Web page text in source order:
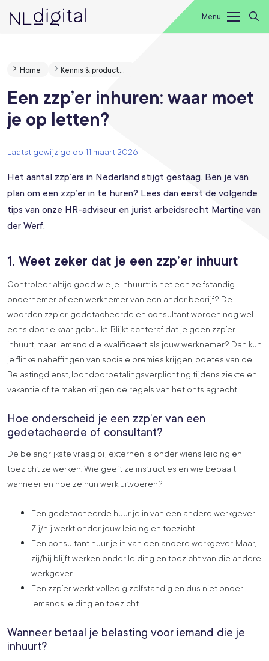
Menu
Home
Een zzp’er inhuren: waar moet
je op letten?
Laatst gewijzigd op 11 maart 2026
Het aantal zzp’ers in Nederland stijgt gestaag. Ben je van
plan om een zzp’er in te huren? Lees dan eerst de volgende
tips van onze HR-adviseur en jurist arbeidsrecht Martine van
der Werf.
1. Weet zeker dat je een zzp’er inhuurt
Controleer altijd goed wie je inhuurt: is het een zelfstandig
ondernemer of een werknemer van een ander bedrijf? De
woorden zzp’er, gedetacheerde en consultant worden nog wel
eens door elkaar gebruikt. Blijkt achteraf dat je geen zzp’er
inhuurt, maar iemand die kwalificeert als jouw werknemer? Dan kun
je flinke naheffingen van sociale premies krijgen, boetes van de
Belastingdienst, loondoorbetalingsverplichting tijdens ziekte en
vakantie of te maken krijgen de regels van het ontslagrecht.
Hoe onderscheid je een zzp’er van een
gedetacheerde of consultant?
De belangrijkste vraag bij externen is onder wiens leiding en
toezicht ze werken. Wie geeft ze instructies en wie bepaalt
wanneer en hoe ze hun werk uitvoeren?
Een gedetacheerde huur je in van een andere werkgever.
Zij/hij werkt onder jouw leiding en toezicht.
Een consultant huur je in van een andere werkgever. Maar,
zij/hij blijft werken onder leiding en toezicht van die andere
werkgever.
Een zzp’er werkt volledig zelfstandig en dus niet onder
iemands leiding en toezicht.
Wanneer betaal je belasting voor iemand die je
inhuurt?